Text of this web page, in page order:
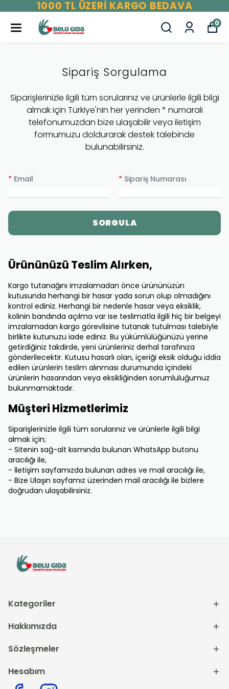
1000 TL ÜZERİ KARGO BEDAVA
0
Sipariş Sorgulama
Siparişlerinizle ilgili tüm sorularınız ve ürünlerle ilgili bilgi
almak için Türkiye'nin her yerinden * numaralı
telefonumuzdan bize ulaşabilir veya iletişim
formumuzu doldurarak destek talebinde
bulunabilirsiniz.
* Email * Sipariş Numarası
SORGULA
Ürününüzü Teslim Alırken,
Kargo tutanağını imzalamadan önce ürününüzün
kutusunda herhangi bir hasar yada sorun olup olmadığını
kontrol ediniz. Herhangi bir nedenle hasar veya eksiklik,
kolinin bandında açılma var ise teslimatla ilgili hiç bir belgeyi
imzalamadan kargo görevlisine tutanak tutulması talebiyle
birlikte kutunuzu iade ediniz. Bu yükümlülüğünüzü yerine
getirdiğiniz takdirde, yeni ürünleriniz derhal tarafınıza
gönderilecektir. Kutusu hasarlı olan, içeriği eksik olduğu iddia
edilen ürünlerin teslim alınması durumunda içindeki
ürünlerin hasarından veya eksikliğinden sorumluluğumuz
bulunmamaktadır.
Müşteri Hizmetlerimiz
Siparişlerinizle ilgili tüm sorularınız ve ürünlerle ilgili bilgi
almak için;
- Sitenin sağ-alt kısmında bulunan WhatsApp butonu
aracılığı ile,
- İletişim sayfamızda bulunan adres ve mail aracılığı ile,
- Bize Ulaşın sayfamız üzerinden mail aracılığı ile bizlere
doğrudan ulaşabilirsiniz.
Kategoriler
Hakkımızda
Sözleşmeler
Hesabım